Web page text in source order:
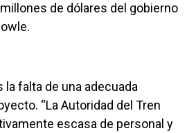
de dólares del gobierno
falta de una adecuada
“La Autoridad del Tren
escasa de personal y